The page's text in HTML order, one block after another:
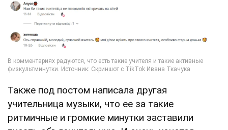
Также под постом написала другая
учительница музыки, что ее за такие
ритмичные и громкие минутки заставили